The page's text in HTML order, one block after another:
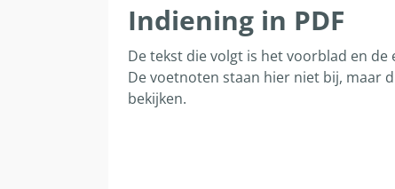
Indiening in PDF
De tekst die volgt is het voorblad en
De voetnoten staan hier niet bij, maar
bekijken.